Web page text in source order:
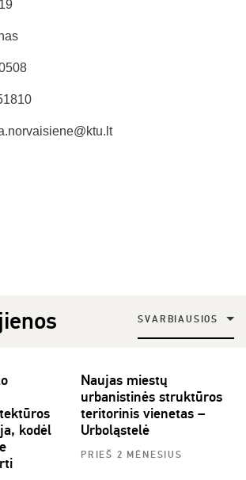
SVARBIAUSIOS
kodėl
Naujas miestų
urbanistinės struktūros
teritorinis vienetas –
Urboląstelė
PRIEŠ 2 MĖNESIUS